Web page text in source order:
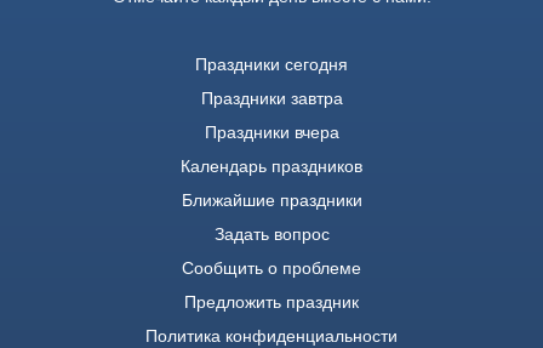
Праздники сегодня
Праздники завтра
Праздники вчера
Календарь праздников
Ближайшие праздники
Задать вопрос
Сообщить о проблеме
Предложить праздник
Политика конфиденциальности